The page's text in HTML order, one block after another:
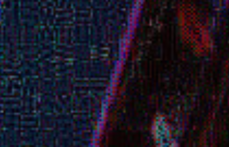
François 'Starsky' Eoche
Commentateur/Évangéliste du Speedrun
Speedrun :SteamWorld Dig
Speedrun préféré :Super Mario Odyssey
Any%
Commentaire de marathons de Speedrun
Présentation live de Speedruns
Conférences autour du sujet